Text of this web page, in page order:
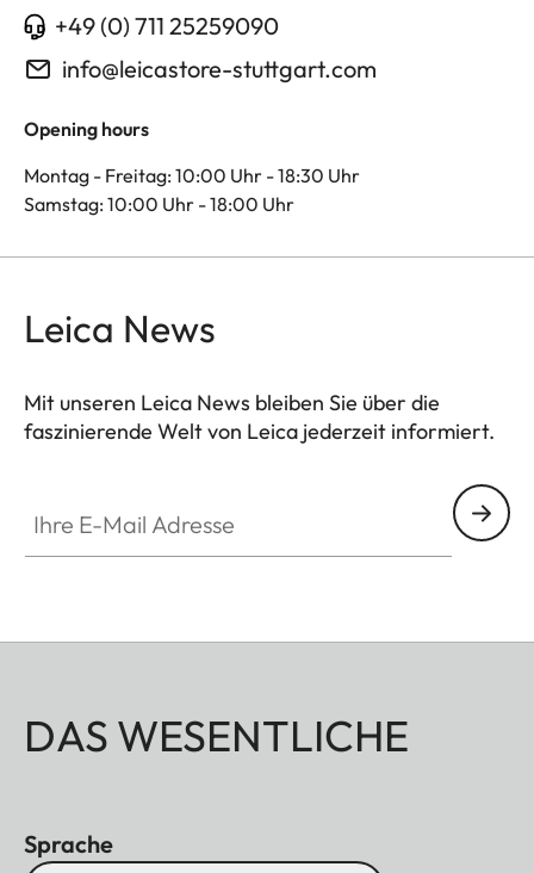
+49 (0) 711 25259090
info@leicastore-stuttgart.com
Opening hours
Montag - Freitag: 10:00 Uhr - 18:30 Uhr
Samstag: 10:00 Uhr - 18:00 Uhr
Leica News
Mit unseren Leica News bleiben Sie über die
faszinierende Welt von Leica jederzeit informiert.
DAS WESENTLICHE
Sprache